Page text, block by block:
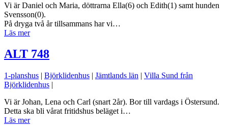
Vi är Daniel och Maria, döttrarna Ella(6) och Edith(1) samt hunden
Svensson(0).
På dryga två år tillsammans har vi…
Läs mer
ALT 748
1-planshus | Björklidenhus | Jämtlands län | Villa Sund från
Björklidenhus |
Vi är Johan, Lena och Carl (snart 2år). Bor till vardags i Östersund.
Detta ska bli vårat fritidshus beläget i…
Läs mer